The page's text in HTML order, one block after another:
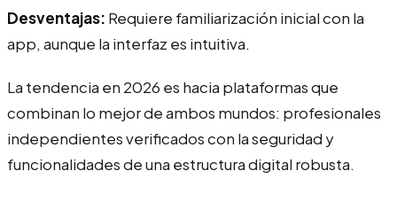
Desventajas: Requiere familiarización inicial con la
app, aunque la interfaz es intuitiva.
La tendencia en 2026 es hacia plataformas que
combinan lo mejor de ambos mundos: profesionales
independientes verificados con la seguridad y
funcionalidades de una estructura digital robusta.